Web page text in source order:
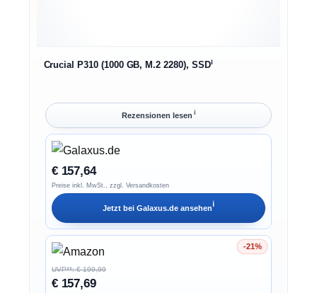
Crucial P310 (1000 GB, M.2 2280), SSDℹ︎
Rezensionen lesen ℹ︎
€ 157,64
Preise inkl. MwSt., zzgl. Versandkosten
Jetzt bei Galaxus.de ansehenℹ︎
-21%
Ersparnis 21%
UVP**: € 199,99
€ 157,69